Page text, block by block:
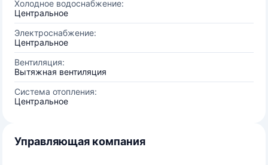
Холодное водоснабжение:
Центральное
Электроснабжение:
Центральное
Вентиляция:
Вытяжная вентиляция
Система отопления:
Центральное
Управляющая компания